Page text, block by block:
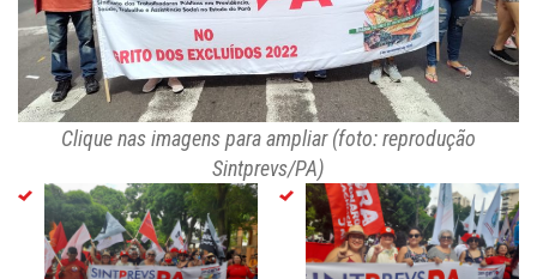
Clique nas imagens para ampliar (foto: reprodução
Sintprevs/PA)